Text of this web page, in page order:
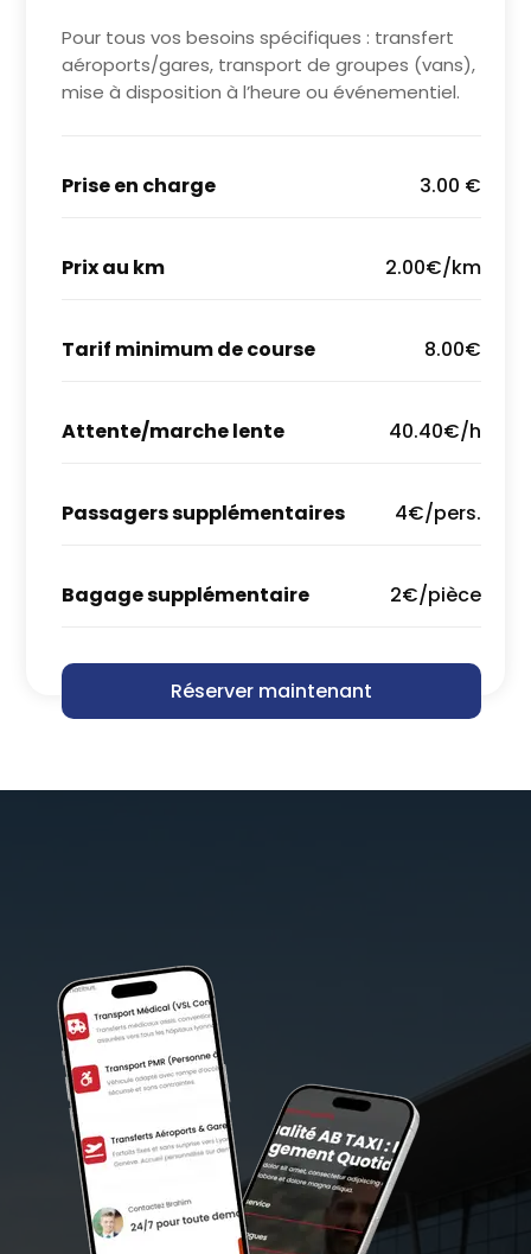
Pour tous vos besoins spécifiques : transfert
aéroports/gares, transport de groupes (vans),
mise à disposition à l’heure ou événementiel.
Prise en charge 3.00 €
Prix au km 2.00€/km
Tarif minimum de course 8.00€
Attente/marche lente 40.40€/h
Passagers supplémentaires 4€/pers.
Bagage supplémentaire 2€/pièce
Réserver maintenant